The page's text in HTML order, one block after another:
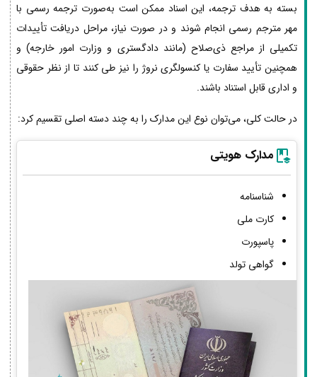
بسته به هدف ترجمه، این اسناد ممکن است به‌صورت ترجمه رسمی با
مهر مترجم رسمی انجام شوند و در صورت نیاز، مراحل دریافت تأییدات
تکمیلی از مراجع ذی‌صلاح (مانند دادگستری و وزارت امور خارجه) و
همچنین تأیید سفارت یا کنسولگری نروژ را نیز طی کنند تا از نظر حقوقی
و اداری قابل استناد باشند.
در حالت کلی، می‌توان نوع این مدارک را به چند دسته اصلی تقسیم کرد:
مدارک هویتی
شناسنامه
کارت ملی
پاسپورت
گواهی تولد